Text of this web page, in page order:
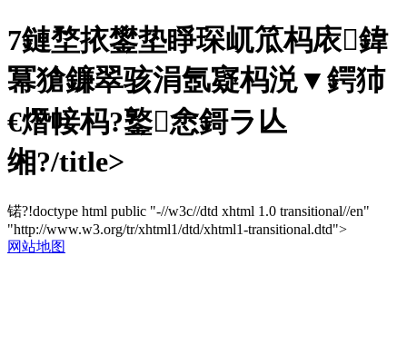
7鏈堥挔鐢垫睜琛屼笟杩庡鍏
冪獊鐮翠骇涓氬寲杩涚▼鍔犻
€熸帹杩?鐜悆鎶ラ亾
缃?/title>
锘?!doctype html public "-//w3c//dtd xhtml 1.0 transitional//en"
"http://www.w3.org/tr/xhtml1/dtd/xhtml1-transitional.dtd">
网站地图